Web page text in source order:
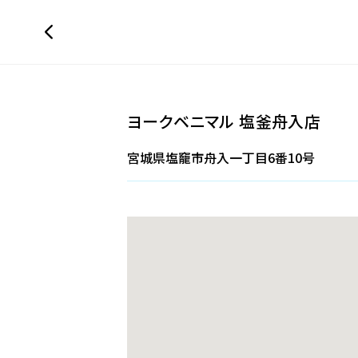
ヨークベニマル 塩釜舟入店
宮城県塩竉市舟入一丁目6番10号